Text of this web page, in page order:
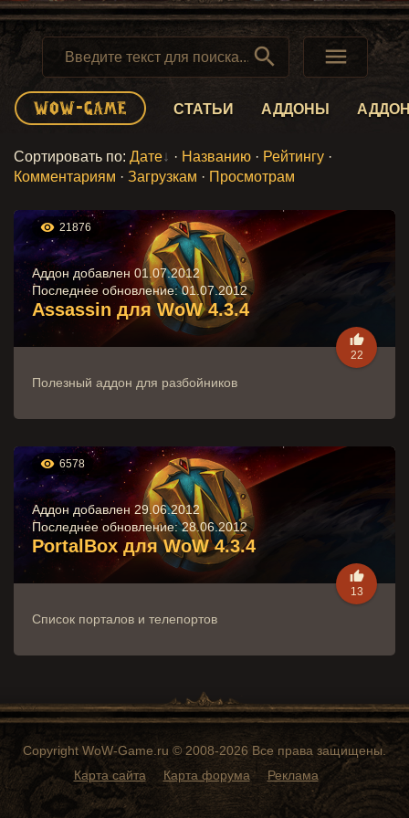
 
СТАТЬИ АДДОНЫ
Сортировать по: Дате · Названию · Рейтингу ·
Комментариям · Загрузкам · Просмотрам
 21876
Аддон добавлен 01.07.2012
Последнее обновление:01.07.2012
Assassin для WoW 4.3.4

22
Полезный аддон для разбойников
 6578
Аддон добавлен 29.06.2012
Последнее обновление:28.06.2012
PortalBox для WoW 4.3.4

13
Список порталов и телепортов
Copyright WoW-Game.ru © 2008-2026 Все права защищены.
Карта сайта
Карта форума Реклама